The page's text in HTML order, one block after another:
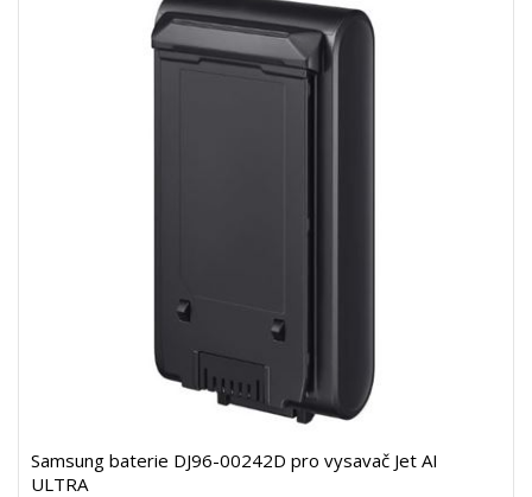
Samsung baterie DJ96-00242D pro vysavač Jet AI
ULTRA